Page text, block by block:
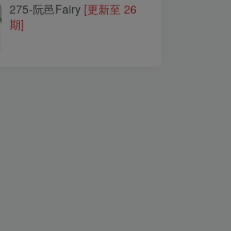
275-阮邑Fairy [更新至 26
期]